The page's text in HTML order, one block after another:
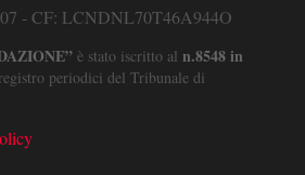
- CF: LCNDNL70T46A944O
è stato iscritto al n.8548 in
periodici del Tribunale di